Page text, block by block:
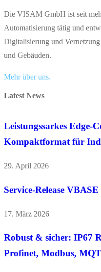
Die VISAM GmbH ist seit
Automatisierung tätig und
Digitalisierung und
und Gebäuden.
Mehr über uns.
Latest News
Leistungssarkes Edge-
Kompaktformat für
29. April 2026
Service-Release
17. März 2026
Robust & sicher: IP67
Profinet, Modbus,